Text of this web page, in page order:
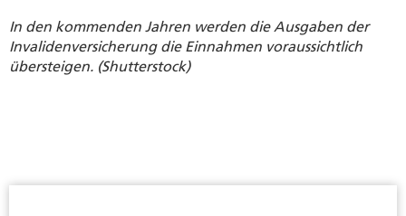
In den kommenden Jahren werden die Ausgaben der
Invalidenversicherung die Einnahmen voraussichtlich
übersteigen. (Shutterstock)